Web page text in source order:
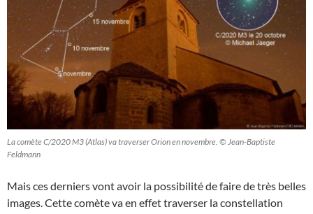
La comète C/2020 M3 (Atlas) va traverser Orion en novembre. © Jean-Baptiste
Feldmann
Mais ces derniers vont avoir la possibilité de faire de très belles
images. Cette comète va en effet traverser la constellation